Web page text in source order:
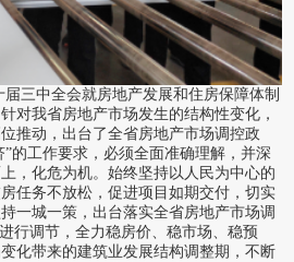
三中全会就房地产发展和住房保障体制
对我省房地产市场发生的结构性变化，
推动，出台了全省房地产市场调控政
”的工作要求，必须全面准确理解，并深
，化危为机。始终坚持以人民为中心的
任务不放松，促进项目如期交付，切实
一城一策，出台落实全省房地产市场调
行调节，全力稳房价、稳市场、稳预
化带来的建筑业发展结构调整期，不断